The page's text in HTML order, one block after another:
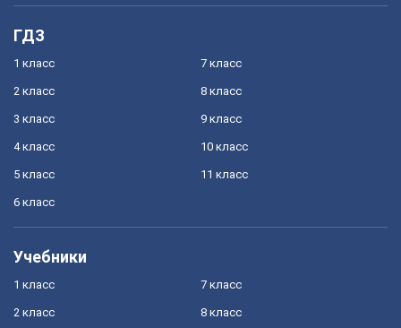
ГДЗ
1 класс
2 класс
3 класс
4 класс
5 класс
6 класс
7 класс
8 класс
9 класс
10 класс
11 класс
Учебники
1 класс
2 класс
7 класс
8 класс